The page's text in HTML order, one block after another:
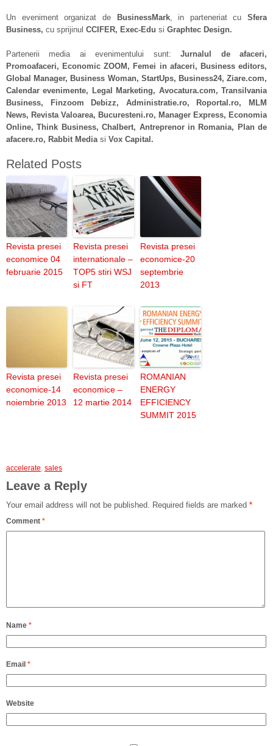
Un eveniment organizat de BusinessMark, in parteneriat cu Sfera
Business, cu sprijinul CCIFER, Exec-Edu si Graphtec Design.
Partenerii media ai evenimentului sunt:Jurnalul de afaceri,
Promoafaceri, Economic ZOOM , Femei in afaceri, Business editors,
Global Manager, Business Woman, StartUps, Business24,Ziare.com,
Calendar evenimente, Legal Marketing, Avocatura.com,Transilvania
Business, Finzoom Debizz, Administratie.ro, Roportal.ro,
MLM
News, Revista Valoarea, Bucuresteni.ro, Manager Express, Economia
Online,Think Business,Chalbert, Antreprenor in Romania, Plan de
afacere.ro, Rabbit Mediasi Vox Capital .
Related Posts
Revista presei
economice 04
februarie 2015
Revista presei
internationale –
TOP5 stiri WSJ
si FT
Revista presei
economice-20
septembrie
2013
Revista presei
economice-14
noiembrie 2013
Revista presei
economice –
12 martie 2014
ROMANIAN
ENERGY
EFFICIENCY
SUMMIT 2015
accelerate, sales
Leave a Reply
Your email address will not be published. Required fields are marked *
Comment *
Name *
Email *
Website